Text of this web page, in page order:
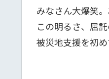
みなさん大爆笑
この明るさ、屈託
被災地支援を初